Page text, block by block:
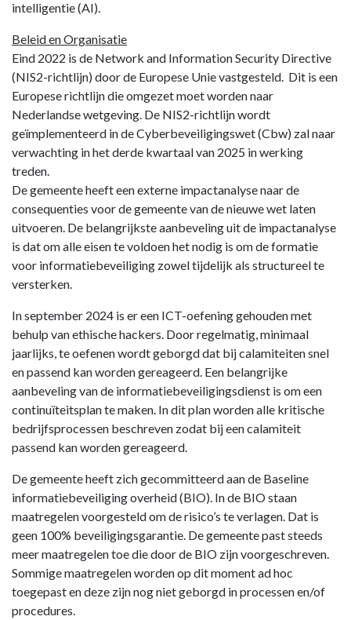
intelligentie (AI).
Beleid en Organisatie
Eind 2022 is de Network and Information Security Directive
(NIS2-richtlijn) door de Europese Unie vastgesteld. Dit is een
Europese richtlijn die omgezet moet worden naar
Nederlandse wetgeving. De NIS2-richtlijn wordt
geïmplementeerd in de Cyberbeveiligingswet (Cbw) zal naar
verwachting in het derde kwartaal van 2025 in werking
treden.
De gemeente heeft een externe impactanalyse naar de
consequenties voor de gemeente van de nieuwe wet laten
uitvoeren. De belangrijkste aanbeveling uit de impactanalyse
is dat om alle eisen te voldoen het nodig is om de formatie
voor informatiebeveiliging zowel tijdelijk als structureel te
versterken.
In september 2024 is er een ICT-oefening gehouden met
behulp van ethische hackers. Door regelmatig, minimaal
jaarlijks, te oefenen wordt geborgd dat bij calamiteiten snel
en passend kan worden gereageerd. Een belangrijke
aanbeveling van de informatiebeveiligingsdienst is om een
continuïteitsplan te maken. In dit plan worden alle kritische
bedrijfsprocessen beschreven zodat bij een calamiteit
passend kan worden gereageerd.
De gemeente heeft zich gecommitteerd aan de Baseline
informatiebeveiliging overheid (BIO). In de BIO staan
maatregelen voorgesteld om de risico’s te verlagen. Dat is
geen 100% beveiligingsgarantie. De gemeente past steeds
meer maatregelen toe die door de BIO zijn voorgeschreven.
Sommige maatregelen worden op dit moment ad hoc
toegepast en deze zijn nog niet geborgd in processen en/of
procedures.